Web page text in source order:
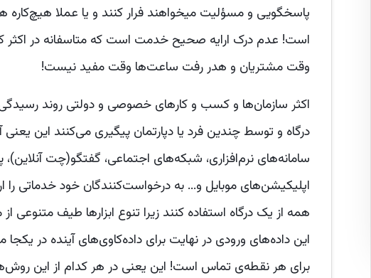
پاسخگویی و مسؤلیت میخواهند فرار کنند و یا عملا
است! عدم درک ارایه صحیح خدمت است که متاسفانه در اکثر
وقت مشتریان و هدر رفت ساعت‌ها وقت مفید نیست!
اکثر سازمان‌ها و کسب و کارهای خصوصی و دولتی روند
درگاه و توسط چندین فرد یا دپارتمان پیگیری می‌کنند این
سامانه‌های نرم‌افزاری، شبکه‌های اجتماعی، گفتگو(چت آنلاین)،
اپلیکیشن‌های موبایل و... به درخواست‌کنندگان خود خدماتی را
همه از یک درگاه استفاده کنند زیرا تنوع ابزارها طیف
این داده‌های ورودی در نهایت برای داده‌کاوی‌های آینده در
برای هر نقطه‌ی تماس است! این یعنی در هر کدام از این